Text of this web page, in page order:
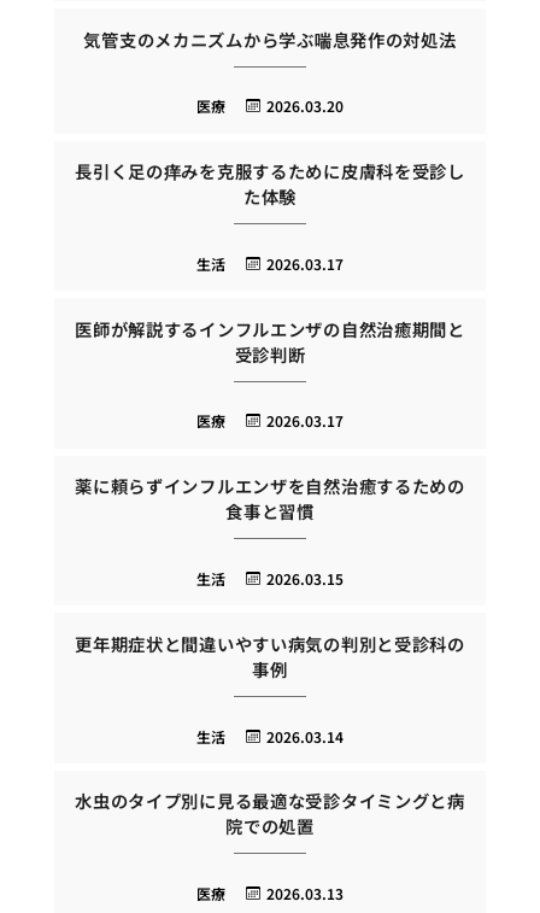
気管支のメカニズムから学ぶ喘息発作の対処法
2026.03.20
医療
長引く足の痒みを克服するために皮膚科を受診し
た体験
2026.03.17
生活
医師が解説するインフルエンザの自然治癒期間と
受診判断
2026.03.17
医療
薬に頼らずインフルエンザを自然治癒するための
食事と習慣
2026.03.15
生活
更年期症状と間違いやすい病気の判別と受診科の
事例
2026.03.14
生活
水虫のタイプ別に見る最適な受診タイミングと病
院での処置
2026.03.13
医療